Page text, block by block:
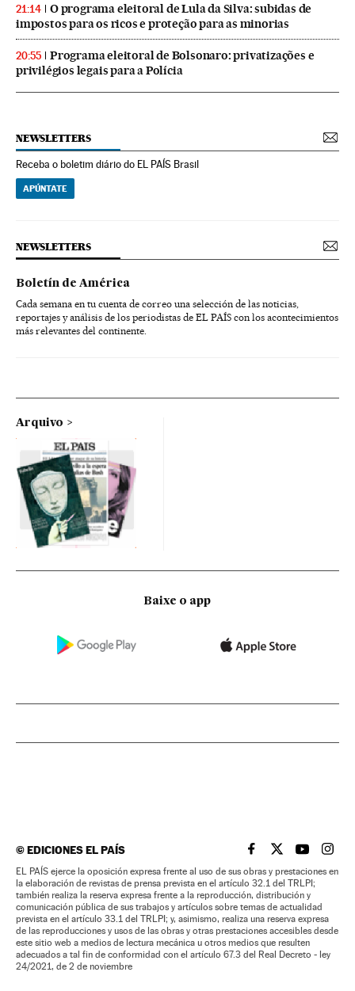
21:14
O programa eleitoral de Lula da Silva: subidas de
impostos para os ricos e proteção para as minorias
20:55
Programa eleitoral de Bolsonaro: privatizações e
privilégios legais para a Polícia
NEWSLETTERS
Receba o boletim diário do EL PAÍS Brasil
APÚNTATE
NEWSLETTERS
Boletín de América
Cada semana en tu cuenta de correo una selección de las noticias,
reportajes y análisis de los periodistas de EL PAÍS con los acontecimientos
más relevantes del continente.
Arquivo
Baixe o app
©EDICIONES EL PAÍS EL PAÍS BRASIL EN
EL PAÍSEL PAÍS
EL
EL PAÍS ejerce la oposición expresa frente al uso de sus obras y prestaciones en
la elaboración de revistas de prensa prevista en el artículo 32.1 del TRLPI;
también realiza la reserva expresa frente a la reproducción, distribución y
comunicación pública de sus trabajos y artículos sobre temas de actualidad
prevista en el artículo 33.1 del TRLPI; y, asimismo, realiza una reserva expresa
de las reproducciones y usos de las obras y otras prestaciones accesibles desde
este sitio web a medios de lectura mecánica u otros medios que resulten
adecuados a tal fin de conformidad con el artículo 67.3 del Real Decreto - ley
24/2021, de 2 de noviembre